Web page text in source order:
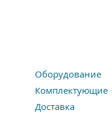
Оборудование
Комплектующие
Доставка